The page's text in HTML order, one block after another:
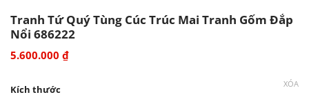
Tranh Tứ Quý Tùng Cúc Trúc Mai Tranh Gốm Đắp
Nổi 686222
5.600.000 ₫
Kích thước XÓA